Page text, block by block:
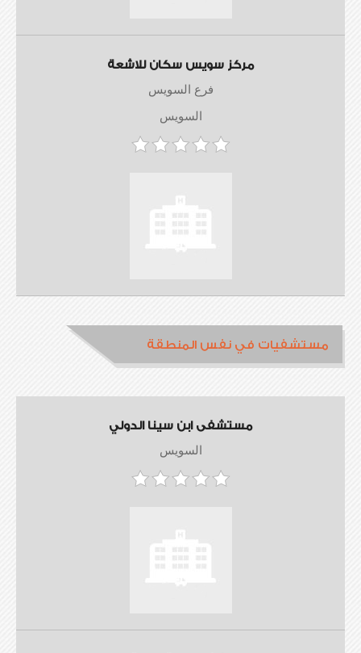
مركز سويس سكان للاشعة
فرع السويس
السويس
مستشفيات في نفس المنطقة
مستشفى ابن سينا الدولي
السويس